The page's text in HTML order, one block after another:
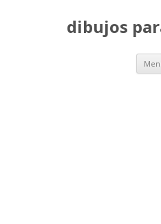
dibujos